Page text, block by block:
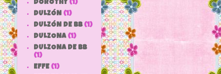
DOROTHY (1)
DULZÓN (1)
DULZÓN DE BB (1)
DULZONA (1)
DULZONA DE BB
(1)
EFFE (1)